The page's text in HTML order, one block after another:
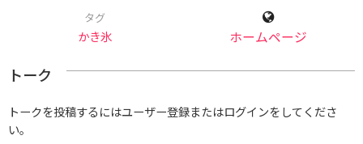
タグ
かき氷 ホームページ
トーク
トークを投稿するにはユーザー登録またはログインをしてくださ
い。